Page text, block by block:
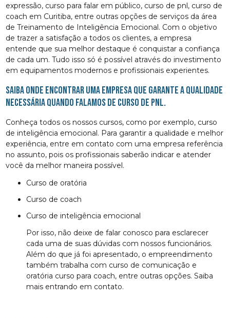
expressão, curso para falar em público, curso de pnl, curso de
coach em Curitiba, entre outras opções de serviços da área
de Treinamento de Inteligência Emocional. Com o objetivo
de trazer a satisfação a todos os clientes, a empresa
entende que sua melhor destaque é conquistar a confiança
de cada um. Tudo isso só é possível através do investimento
em equipamentos modernos e profissionais experientes.
Saiba onde encontrar uma empresa que garante a qualidade
necessária quando falamos de curso de pnl.
Conheça todos os nossos cursos, como por exemplo, curso
de inteligência emocional. Para garantir a qualidade e melhor
experiência, entre em contato com uma empresa referência
no assunto, pois os profissionais saberão indicar e atender
você da melhor maneira possível.
curso de oratória
curso de coach
curso de inteligência emocional
Por isso, não deixe de falar conosco para esclarecer
cada uma de suas dúvidas com nossos funcionários.
Além do que já foi apresentado, o empreendimento
também trabalha com curso de comunicação e
oratória curso para coach, entre outras opções. Saiba
mais entrando em contato.